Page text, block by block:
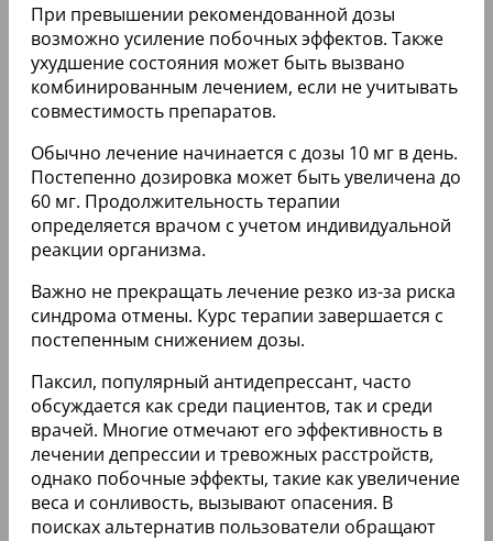
При превышении рекомендованной дозы
возможно усиление побочных эффектов. Также
ухудшение состояния может быть вызвано
комбинированным лечением, если не учитывать
совместимость препаратов.
Обычно лечение начинается с дозы 10 мг в день.
Постепенно дозировка может быть увеличена до
60 мг. Продолжительность терапии
определяется врачом с учетом индивидуальной
реакции организма.
Важно не прекращать лечение резко из-за риска
синдрома отмены. Курс терапии завершается с
постепенным снижением дозы.
Паксил, популярный антидепрессант, часто
обсуждается как среди пациентов, так и среди
врачей. Многие отмечают его эффективность в
лечении депрессии и тревожных расстройств,
однако побочные эффекты, такие как увеличение
веса и сонливость, вызывают опасения. В
поисках альтернатив пользователи обращают